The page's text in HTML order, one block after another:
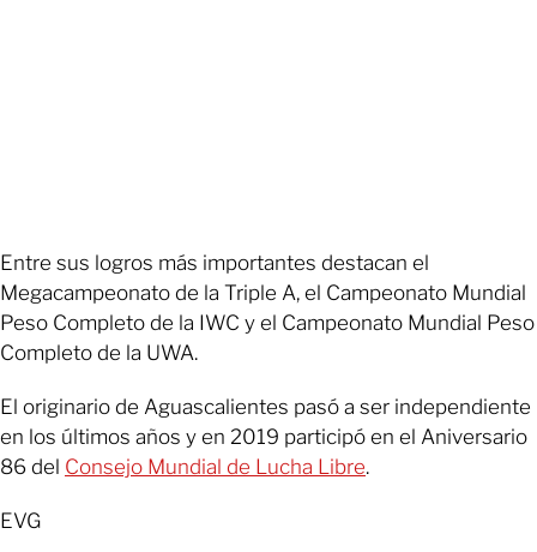
Entre sus logros más importantes destacan el
Megacampeonato de la Triple A, el Campeonato Mundial
Peso Completo de la IWC y el Campeonato Mundial Peso
Completo de la UWA.
El originario de Aguascalientes pasó a ser independiente
en los últimos años y en 2019 participó en el Aniversario
86 del Consejo Mundial de Lucha Libre.
EVG